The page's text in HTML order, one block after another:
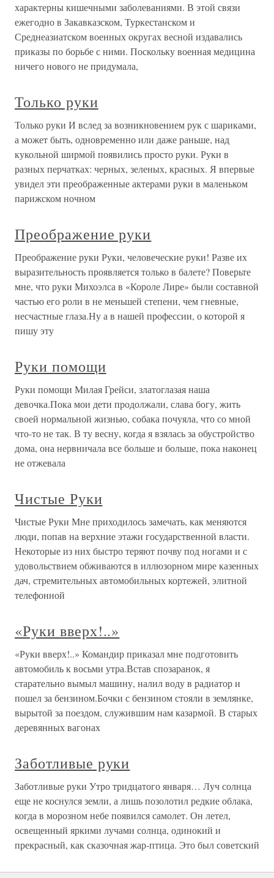
характерны кишечными заболеваниями. В этой связи
ежегодно в Закавказском, Туркестанском и
Среднеазиатском военных округах весной издавались
приказы по борьбе с ними. Поскольку военная медицина
ничего нового не придумала,
Только руки
Только руки И вслед за возникновением рук с шариками,
а может быть, одновременно или даже раньше, над
кукольной ширмой появились просто руки. Руки в
разных перчатках: черных, зеленых, красных. Я впервые
увидел эти преображенные актерами руки в маленьком
парижском ночном
Преображение руки
Преображение руки Руки, человеческие руки! Разве их
выразительность проявляется только в балете? Поверьте
мне, что руки Михоэлса в «Короле Лире» были составной
частью его роли в не меньшей степени, чем гневные,
несчастные глаза.Ну а в нашей профессии, о которой я
пишу эту
Руки помощи
Руки помощи Милая Грейси, златоглазая наша
девочка.Пока мои дети продолжали, слава богу, жить
своей нормальной жизнью, собака почуяла, что со мной
что-то не так. В ту весну, когда я взялась за обустройство
дома, она нервничала все больше и больше, пока наконец
не отжевала
Чистые Руки
Чистые Руки Мне приходилось замечать, как меняются
люди, попав на верхние этажи государственной власти.
Некоторые из них быстро теряют почву под ногами и с
удовольствием обживаются в иллюзорном мире казенных
дач, стремительных автомобильных кортежей, элитной
телефонной
«Руки вверх!..»
«Руки вверх!..» Командир приказал мне подготовить
автомобиль к восьми утра.Встав спозаранок, я
старательно вымыл машину, налил воду в радиатор и
пошел за бензином.Бочки с бензином стояли в землянке,
вырытой за поездом, служившим нам казармой. В старых
деревянных вагонах
Заботливые руки
Заботливые руки Утро тридцатого января… Луч солнца
еще не коснулся земли, а лишь позолотил редкие облака,
когда в морозном небе появился самолет. Он летел,
освещенный яркими лучами солнца, одинокий и
прекрасный, как сказочная жар-птица. Это был советский